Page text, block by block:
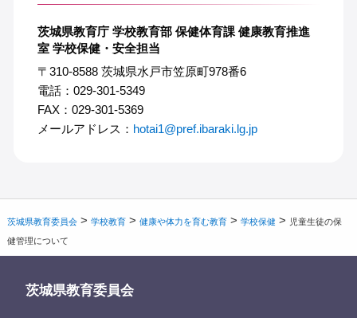
茨城県教育庁 学校教育部 保健体育課 健康教育推進
室 学校保健・安全担当
〒310-8588 茨城県水戸市笠原町978番6
電話：029-301-5349
FAX：029-301-5369
メールアドレス： hotai1@pref.ibaraki.lg.jp
茨城県教育委員会 >学校教育 >健康や体力を育む教育 >学校保健 > 児童生徒の保
健管理について
茨城県教育委員会